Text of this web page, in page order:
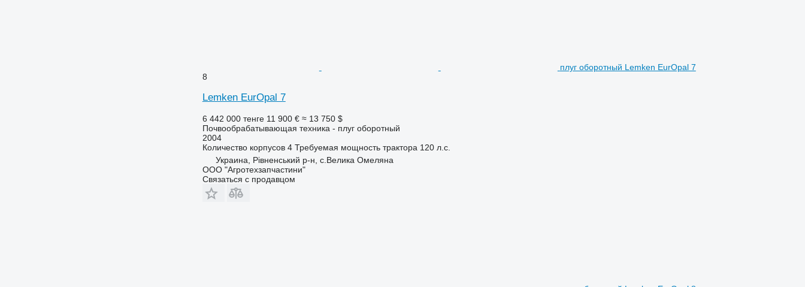
плуг оборотный Lemken EurOpal 7
8
Lemken EurOpal 7
6 442 000 тенге 11 900 € ≈ 13 750 $
Почвообрабатывающая техника - плуг оборотный
2004
Количество корпусов 4 Требуемая мощность трактора 120 л.с.
Украина, Рівненський р-н, с.Велика Омеляна
ООО "Агротехзапчастини"
Связаться с продавцом